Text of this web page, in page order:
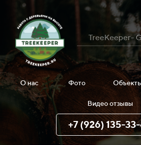
TreeKeeper-
О нас Фото
Видео отзывы
+7 (926) 135-